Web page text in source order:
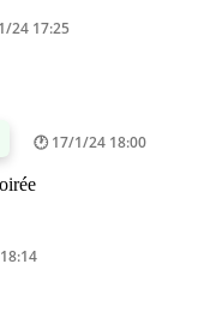
24 17:25
17/1/24 18:00